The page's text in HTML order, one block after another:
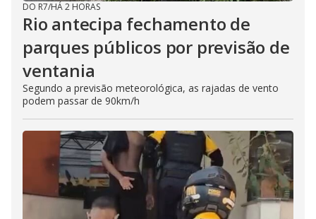
DO R7/HÁ 2 HORAS
Rio antecipa fechamento de
parques públicos por previsão de
ventania
Segundo a previsão meteorológica, as rajadas de vento
podem passar de 90km/h